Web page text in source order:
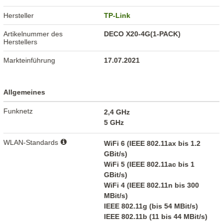
Hersteller TP-Link
Artikelnummer des
Herstellers
DECO X20-4G(1-PACK)
Markteinführung 17.07.2021
Allgemeines
Funknetz
2,4 GHz
5 GHz
WLAN-Standards
WiFi 6 (IEEE 802.11ax bis 1.2
GBit/s)
WiFi 5 (IEEE 802.11ac bis 1
GBit/s)
WiFi 4 (IEEE 802.11n bis 300
MBit/s)
IEEE 802.11g (bis 54 MBit/s)
IEEE 802.11b (11 bis 44 MBit/s)